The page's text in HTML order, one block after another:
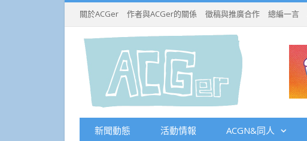
關於ACGer 作者與ACGer的關係 徵稿與推廣合作 總編一言
新聞動態 活動情報 ACGN&同人